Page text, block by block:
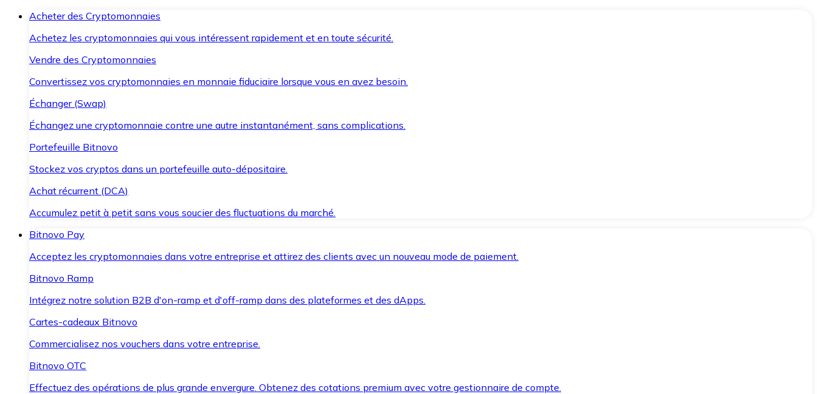
Acheter des Cryptomonnaies
Achetez les cryptomonnaies qui vous intéressent rapidement et en toute sécurité.
Vendre des Cryptomonnaies
Convertissez vos cryptomonnaies en monnaie fiduciaire lorsque vous en avez besoin.
Échanger (Swap)
Échangez une cryptomonnaie contre une autre instantanément, sans complications.
Portefeuille Bitnovo
Stockez vos cryptos dans un portefeuille auto-dépositaire.
Achat récurrent (DCA)
Accumulez petit à petit sans vous soucier des fluctuations du marché.
Bitnovo Pay
Acceptez les cryptomonnaies dans votre entreprise et attirez des clients avec un nouveau mode de paiement.
Bitnovo Ramp
Intégrez notre solution B2B d'on-ramp et d'off-ramp dans des plateformes et des dApps.
Cartes-cadeaux Bitnovo
Commercialisez nos vouchers dans votre entreprise.
Bitnovo OTC
Effectuez des opérations de plus grande envergure. Obtenez des cotations premium avec votre gestionnaire de compte.